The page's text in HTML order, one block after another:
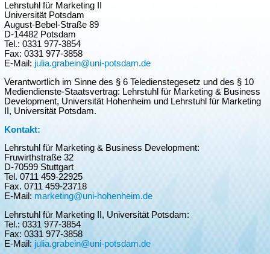
Lehrstuhl für Marketing II
Universität Potsdam
August-Bebel-Straße 89
D-14482 Potsdam
Tel.: 0331 977-3854
Fax: 0331 977-3858
E-Mail: julia.grabein@uni-potsdam.de
Verantwortlich im Sinne des § 6 Teledienstegesetz und des § 10
Mediendienste-Staatsvertrag: Lehrstuhl für Marketing & Business
Development, Universität Hohenheim und Lehrstuhl für Marketing
II, Universität Potsdam.
Kontakt:
Lehrstuhl für Marketing & Business Development:
Fruwirthstraße 32
D-70599 Stuttgart
Tel. 0711 459-22925
Fax. 0711 459-23718
E-Mail: marketing@uni-hohenheim.de
Lehrstuhl für Marketing II, Universität Potsdam:
Tel.: 0331 977-3854
Fax: 0331 977-3858
E-Mail: julia.grabein@uni-potsdam.de